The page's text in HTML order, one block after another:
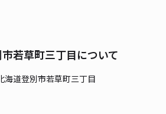
若草町三丁目について
海道登別市若草町三丁目